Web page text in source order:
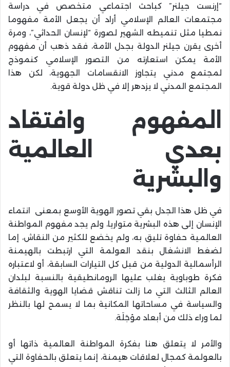
“إرنست جيلنر” كباحث اجتماعي متخصص في دراسة
مجتمعات العالم الإسلامي أراد أن يجعل الأمة مفهوما
نمطيا مثل تنميطه الشهير لصورة “لإنسان الحداثي”، ومرة
أخرى يقرن جيلنر الدولة بجدل الأمة، فقد ذهب أن مفهوم
الأمة يمكن استعارته من التصور الإسلامي كنموذج
لمجتمع مدني يتجاوز الانقسامات الجهوية، لكن هذا
المجتمع المدني لا يزدهر إلا في ظل دولة قوية.
المفهوم وافتقاد
بعدي العالمية
والبشرية
في ظل هذا الجدل بقي تصور الهوية الأوسع بمعنى انتماء
الإنسان إلى هذه البشرية متواريا، ولم يجد مفهوم المواطنة
العالمية حفاوة تليق به، ولم يخضع للكثير من النقاش، إما
لضغط الانشغال بنقد العولمة التي ارتبطت بالهيمنة
الرأسمالية الدولية من قبل كل التيارات السابقة، أو لاعتباره
فكرة طوباوية يغلب عليها الرومانطيقية بالنسبة لبلدان
العالم الثالث التي ما زالت تناقش قضايا الهوية والثقافة
والسياسة في مساحاتها المكانية بما لا يسمح لها بالنظر
لما وراء ذلك من أبعاد مؤجَلَة.
والأمر لا يتعلق هنا بفكرة المواطنة العالمية ذاتها أو
بالعولمة كمجال لعلاقات هيمنة، إنما يتعلق بالحفاوة التي